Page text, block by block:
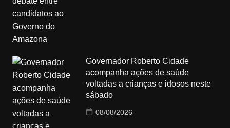
Governador Roberto Cidade
acompanha ações de saúde
voltadas a crianças e idosos neste
sábado
08/08/2026